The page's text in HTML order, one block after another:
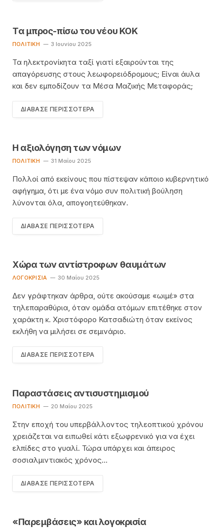
Τα μπρος-πίσω του νέου ΚΟΚ
ΠΟΛΙΤΙΚΉ 3 Ιουνίου 2025
Τα ηλεκτρονίκητα ταξί γιατί εξαιρούνται της
απαγόρευσης στους λεωφορειόδρομους; Είναι άυλα
και δεν εμποδίζουν τα Μέσα Μαζικής Μεταφοράς;
ΔΙΆΒΑΣΕ ΠΕΡΙΣΣΌΤΕΡΑ
Η αξιολόγηση των νόμων
ΠΟΛΙΤΙΚΉ 31 Μαΐου 2025
Πολλοί από εκείνους που πίστεψαν κάποιο κυβερνητικό
αφήγημα, ότι με ένα νόμο συν πολιτική βούληση
λύνονται όλα, απογοητεύθηκαν.
ΔΙΆΒΑΣΕ ΠΕΡΙΣΣΌΤΕΡΑ
Xώρα των αντίστροφων θαυμάτων
ΛΟΓΟΚΡΙΣΊΑ 30 Μαΐου 2025
Δεν γράφτηκαν άρθρα, ούτε ακούσαμε «ωιμέ» στα
τηλεπαραθύρια, όταν ομάδα ατόμων επιτέθηκε στον
χαράκτη κ. Χριστόφορο Κατσαδιώτη όταν εκείνος
εκλήθη να μιλήσει σε σεμινάριο.
ΔΙΆΒΑΣΕ ΠΕΡΙΣΣΌΤΕΡΑ
Παραστάσεις αντισυστημισμού
ΠΟΛΙΤΙΚΉ 20 Μαΐου 2025
Στην εποχή του υπερβάλλοντος τηλεοπτικού χρόνου
χρειάζεται να ειπωθεί κάτι εξωφρενικό για να έχει
ελπίδες στο γυαλί. Τώρα υπάρχει και άπειρος
σοσιαλμιντιακός χρόνος…
ΔΙΆΒΑΣΕ ΠΕΡΙΣΣΌΤΕΡΑ
«Παρεμβάσεις» και λογοκρισία